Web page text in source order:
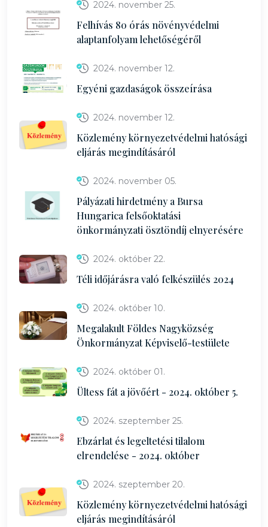
2024. november 25.
Felhívás 80 órás növényvédelmi
alaptanfolyam lehetőségéről
2024. november 12.
Egyéni gazdaságok összeírása
2024. november 12.
Közlemény környezetvédelmi hatósági
eljárás megindításáról
2024. november 05.
Pályázati hirdetmény a Bursa
Hungarica felsőoktatási
önkormányzati ösztöndíj elnyerésére
2024. október 22.
Téli időjárásra való felkészülés 2024
2024. október 10.
Megalakult Földes Nagyközség
Önkormányzat Képviselő-testülete
2024. október 01.
Ültess fát a jövőért - 2024. október 5.
2024. szeptember 25.
Ebzárlat és legeltetési tilalom
elrendelése - 2024. október
2024. szeptember 20.
Közlemény környezetvédelmi hatósági
eljárás megindításáról